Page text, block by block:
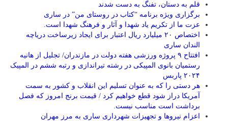
قلم به دستان، تفنگ به دست شدند
برگزاری ویژه برنامه “کتاب در روستای من” در ساری
عزت ما از تکریم یاد شهدا و آثار و فرهنگ شهدا است.
اختصاص ۲۰ میلیارد ریال اعتبار برای ایجاد زیرساخت دریاچه
الندان ساری
افتتاح ۹ پروژه ورزشی هفته دولت در مازندران/ تجلیل از هانیه
رستمیان بانوی المپیکی در رشته تیراندازی و رتبه ششم در المپیک
۲۰۲۴ پاربس
هر دستی را که به عنوان تسلیم این انقلاب و کشور به سمت
آمريکا دراز شود قطع خواهیم کرد / قیمت برنج امروز که فصل
برداشت است مناسب نیست.
اعزام نیروها و تجهیزات شهرداری ساری به مرز مهران